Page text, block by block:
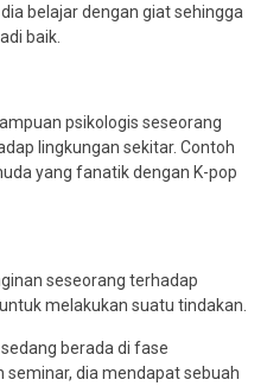
belajar dengan giat sehingga
baik.
psikologis seseorang
lingkungan sekitar. Contoh
yang fanatik dengan K-pop
seseorang terhadap
melakukan suatu tindakan.
berada di fase
dia mendapat sebuah